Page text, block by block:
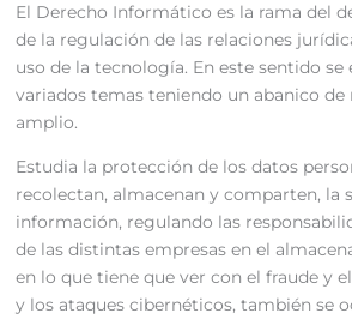
El Derecho Informático es la rama del
de la regulación de las relaciones
uso de la tecnología. En este sentido se
variados temas teniendo un abanico
amplio.
Estudia la protección de los datos
recolectan, almacenan y comparten, la
información, regulando las
de las distintas empresas en el
en lo que tiene que ver con el fraude y
y los ataques cibernéticos, también se